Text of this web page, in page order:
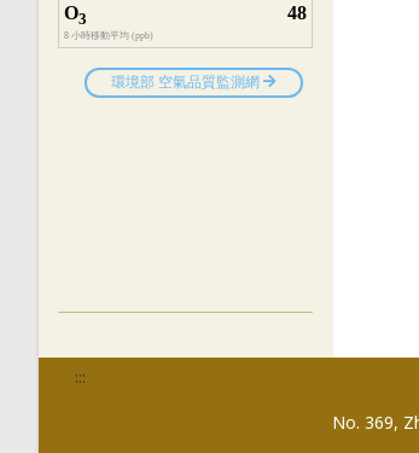
:::
No. 369,